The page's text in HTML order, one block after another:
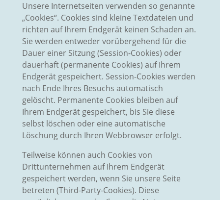
Unsere Internetseiten verwenden so genannte
„Cookies“. Cookies sind kleine Textdateien und
richten auf Ihrem Endgerät keinen Schaden an.
Sie werden entweder vorübergehend für die
Dauer einer Sitzung (Session-Cookies) oder
dauerhaft (permanente Cookies) auf Ihrem
Endgerät gespeichert. Session-Cookies werden
nach Ende Ihres Besuchs automatisch
gelöscht. Permanente Cookies bleiben auf
Ihrem Endgerät gespeichert, bis Sie diese
selbst löschen oder eine automatische
Löschung durch Ihren Webbrowser erfolgt.
Teilweise können auch Cookies von
Drittunternehmen auf Ihrem Endgerät
gespeichert werden, wenn Sie unsere Seite
betreten (Third-Party-Cookies). Diese